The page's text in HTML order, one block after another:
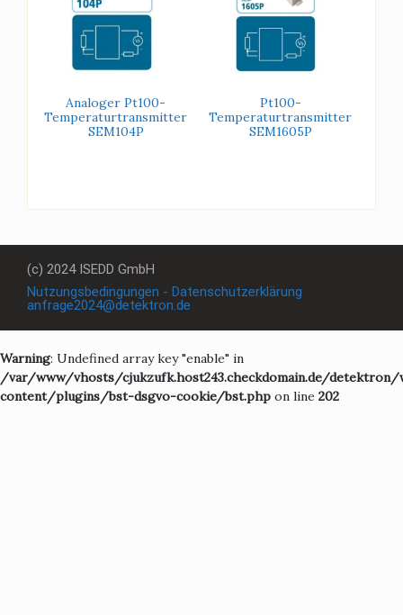
Analoger Pt100-
Temperaturtransmitter
SEM104P
Pt100-
Temperaturtransmitter
SEM1605P
(c) 2024 ISEDD GmbH
Nutzungsbedingungen - Datenschutzerklärung
anfrage2024@detektron.de
Warning: Undefined array key "enable" in
/var/www/vhosts/cjukzufk.host243.checkdomain.de/
content/plugins/bst-dsgvo-cookie/bst.php on line 202